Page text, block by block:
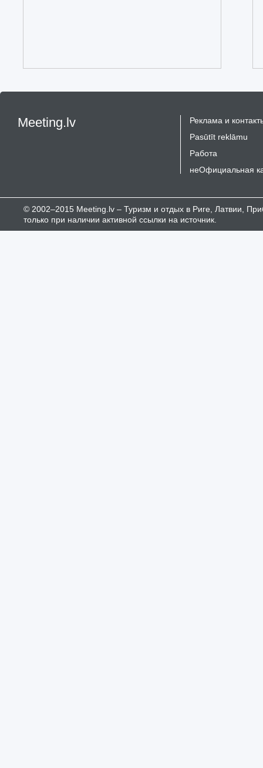
Meeting.lv
Реклама и
Pasūtīt reklāmu
Работа
неОфициальная
© 2002–2015 Meeting.lv – Туризм и отдых в Риге, Латвии,
только при наличии активной ссылки на источник.